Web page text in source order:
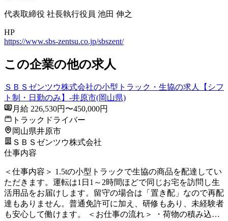
代表取締役 社長執行役員 池田 伸之
HP
https://www.sbs-zentsu.co.jp/sbszent/
この企業の他の求人
ＳＢＳゼンツウ株式会社の小型トラック・生協の求人【シフ
ト制・日勤のみ】-井原市(岡山県)
月給 226,530円〜450,000円
トラックドライバー
岡山県井原市
ＳＢＳゼンツウ株式会社
仕事内容
＜仕事内容＞ 1.5tの小型トラックで生協の商品を配達してい
ただきます。運転は1日1～2時間ほどで同じお宅を訪問し生
活用品をお届けします。留守の場合は「置き配」なので再配
達もありません。普通免許可に加え、研修もあり、未経験者
も安心して働けます。 ＜お仕事の流れ＞ ・荷物の積み込…